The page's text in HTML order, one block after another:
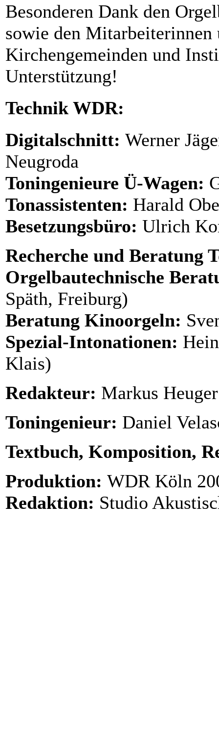
Besonderen Dank den
sowie den
Kirchengemeinden und
Unterstützung!
Technik WDR:
Digitalschnitt: Werner
Neugroda
Toningenieure Ü-Wagen:
Tonassistenten: Harald
Besetzungsbüro: Ulrich
Recherche und Beratung
Orgelbautechnische
Späth, Freiburg)
Beratung Kinoorgeln:
Spezial-Intonationen:
Klais)
Redakteur: Markus Heuger
Toningenieur: Daniel
Textbuch, Komposition,
Produktion: WDR Köln
Redaktion: Studio